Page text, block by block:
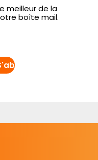
meilleur de la
boîte mail.